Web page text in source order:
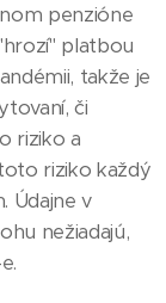
penzióne
platbou
takže je
či
riziko a
riziko každý
Údajne v
nežiadajú,